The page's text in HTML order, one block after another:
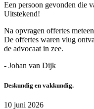
Een persoon gevonden die
Uitstekend!
Na opvragen offertes
De offertes waren vlug
de advocaat in zee.
- Johan van Dijk
Deskundig en vakkundig.
10 juni 2026